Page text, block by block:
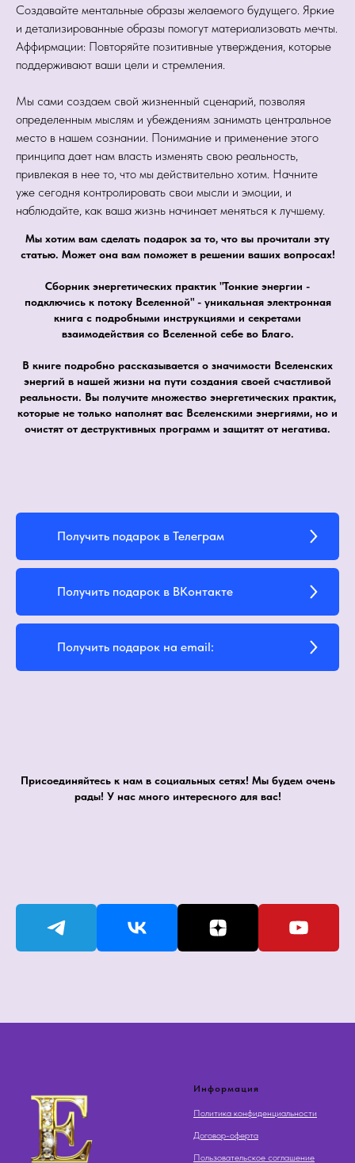
Создавайте ментальные образы желаемого будущего. Яркие
и детализированные образы помогут материализовать мечты.
Аффирмации: Повторяйте позитивные утверждения, которые
поддерживают ваши цели и стремления.
Мы сами создаем свой жизненный сценарий, позволяя
определенным мыслям и убеждениям занимать центральное
место в нашем сознании. Понимание и применение этого
принципа дает нам власть изменять свою реальность,
привлекая в нее то, что мы действительно хотим. Начните
уже сегодня контролировать свои мысли и эмоции, и
наблюдайте, как ваша жизнь начинает меняться к лучшему.
Мы хотим вам сделать подарок за то, что вы прочитали эту
статью. Может она вам поможет в решении ваших вопросах!
Сборник энергетических практик "Тонкие энергии -
подключись к потоку Вселенной" - уникальная электронная
книга с подробными инструкциями и секретами
взаимодействия со Вселенной себе во Благо.
В книге подробно рассказывается о значимости Вселенских
энергий в нашей жизни на пути создания своей счастливой
реальности. Вы получите множество энергетических практик,
которые не только наполнят вас Вселенскими энергиями, но и
очистят от деструктивных программ и защитят от негатива.
Получить подарок в Телеграм
Получить подарок в ВКонтакте
Получить подарок на email:
Присоединяйтесь к нам в социальных сетях! Мы будем очень
рады! У нас много интересного для вас!
Информация
Политика конфиденциальности
Договор-оферта
Пользовательское соглашение